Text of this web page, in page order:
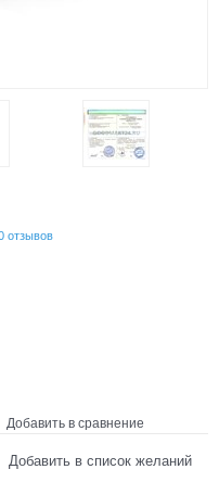
отзывов
Добавить в сравнение
Добавить в список желаний